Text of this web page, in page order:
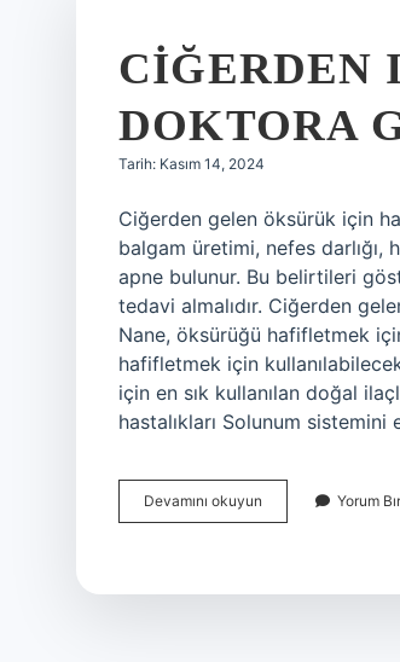
CIĞERDEN
DOKTORA
Tarih: Kasım 14, 2024
Ciğerden gelen öksürük için
balgam üretimi, nefes darlığı,
apne bulunur. Bu belirtileri
tedavi almalıdır. Ciğerden
Nane, öksürüğü hafifletmek
hafifletmek için
için en sık kullanılan doğal
hastalıkları Solunum
Devamını okuyun Ciğerden
Inen
Yorum